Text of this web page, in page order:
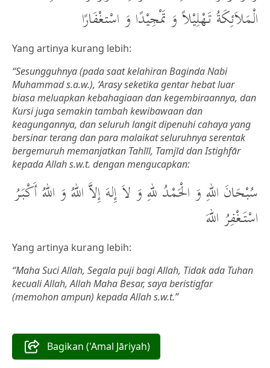
الْمَلاَئِكَةُ تَهْلِيْلاً وَ تَمْجِيْدًا وَ اسْتغْفَارًا
Yang artinya kurang lebih:
“Sesungguhnya (pada saat kelahiran Baginda Nabi
Muhammad s.a.w.), ‘Arasy seketika gentar hebat luar
biasa meluapkan kebahagiaan dan kegembiraannya, dan
Kursi juga semakin tambah kewibawaan dan
keagungannya, dan seluruh langit dipenuhi cahaya yang
bersinar terang dan para malaikat seluruhnya serentak
bergemuruh memanjatkan Tahlīl, Tamjīd dan Istighfār
kepada Allah s.w.t. dengan mengucapkan:
سُبْحَانَ اللهِ وَ الْحَمْدُ للهِ وَ لاَ إِلهَ إِلاَّ اللهُ وَ اللهُ أَكْبَرُ
اسْتَغْفِرُ اللهَ
Yang artinya kurang lebih:
“Maha Suci Allah, Segala puji bagi Allah, Tidak ada Tuhan
kecuali Allah, Allah Maha Besar, saya beristigfar
(memohon ampun) kepada Allah s.w.t.”
Bagikan ('Amal Jāriyah)